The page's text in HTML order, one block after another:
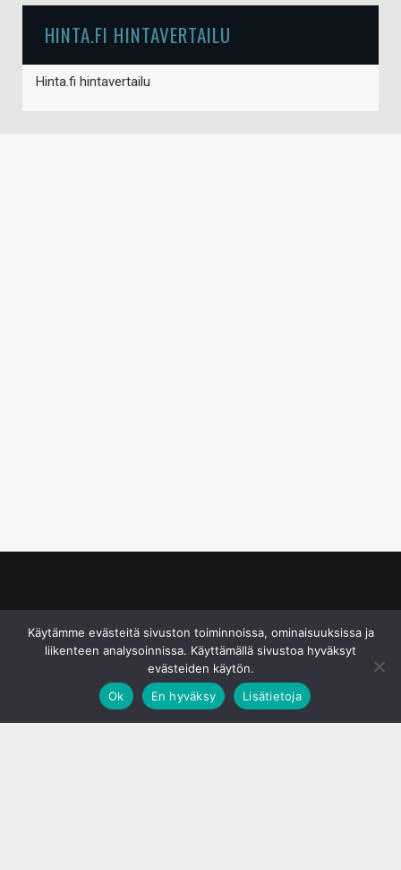
HINTA.FI HINTAVERTAILU
Hinta.fi hintavertailu
Käytämme evästeitä sivuston toiminnoissa, ominaisuuksissa ja
liikenteen analysoinnissa. Käyttämällä sivustoa hyväksyt
evästeiden käytön.
Ok
En hyväksy Lisätietoja